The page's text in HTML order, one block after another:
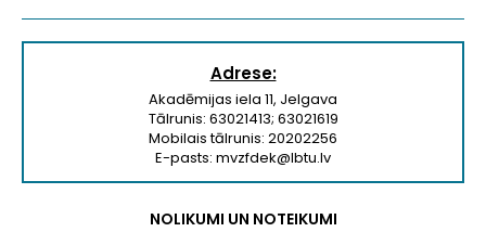
Adrese:
Akadēmijas iela 11, Jelgava
Tālrunis: 63021413; 63021619
Mobilais tālrunis: 20202256
E-pasts: mvzfdek@lbtu.lv
NOLIKUMI UN NOTEIKUMI